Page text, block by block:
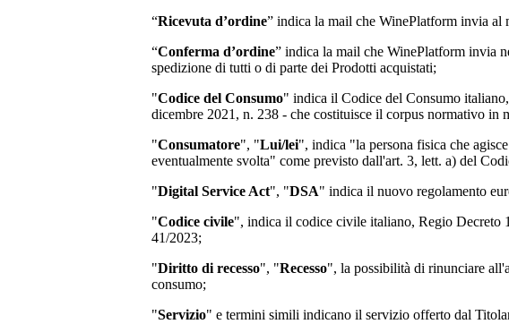
“Ricevuta d’ordine” indica la mail che WinePlatform invia al
“Conferma d’ordine” indica la mail che WinePlatform invia
spedizione di tutti o di parte dei Prodotti acquistati;
"Codice del Consumo" indica il Codice del Consumo
dicembre 2021, n. 238 - che costituisce il corpus normativo in
"Consumatore", "Lui/lei", indica "la persona fisica che
eventualmente svolta" come previsto dall'art. 3, lett. a) del
"Digital Service Act", "DSA" indica il nuovo regolamento
"Codice civile", indica il codice civile italiano, Regio Decreto
41/2023;
"Diritto di recesso", "Recesso", la possibilità di rinunciare
consumo;
"Servizio" e termini simili indicano il servizio offerto dal